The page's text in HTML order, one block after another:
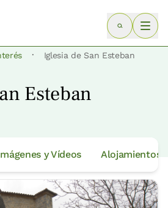
· Iglesia de San Esteban
Esteban
y Vídeos Alojamientos